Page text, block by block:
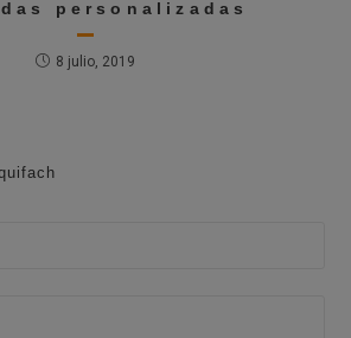
personalizadas
8 julio, 2019